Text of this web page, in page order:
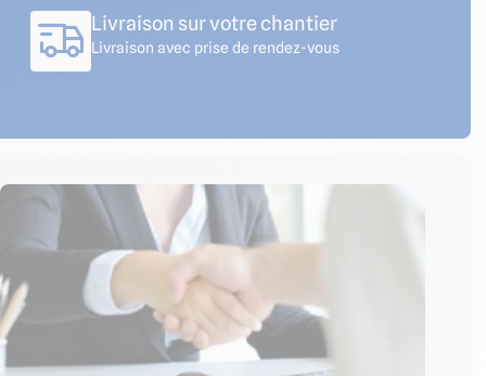
Livraison sur votre chantier
Livraison avec prise de rendez-vous